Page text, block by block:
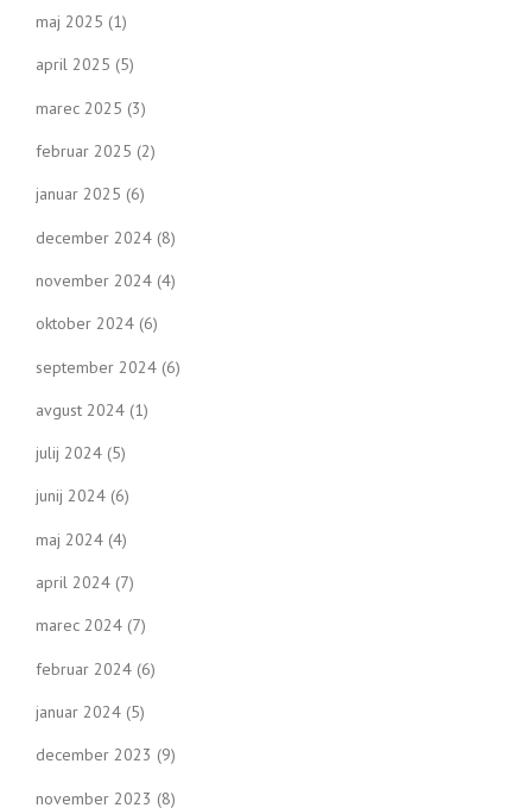
maj 2025 (1)
april 2025 (5)
marec 2025 (3)
februar 2025 (2)
januar 2025 (6)
december 2024 (8)
november 2024 (4)
oktober 2024 (6)
september 2024 (6)
avgust 2024 (1)
julij 2024 (5)
junij 2024 (6)
maj 2024 (4)
april 2024 (7)
marec 2024 (7)
februar 2024 (6)
januar 2024 (5)
december 2023 (9)
november 2023 (8)